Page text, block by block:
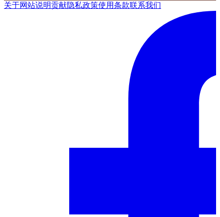
关于网站说明贡献隐私政策使用条款联系我们